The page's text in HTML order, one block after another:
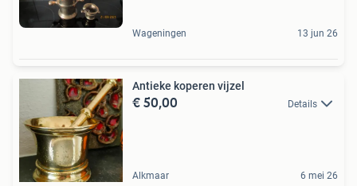
Wageningen 13 jun 26
Antieke koperen vijzel
€ 50,00 Details
Alkmaar 6 mei 26